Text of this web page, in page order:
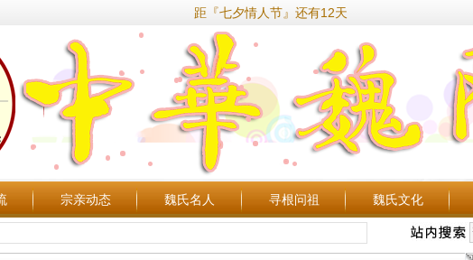
距『七夕情人节』还有12天
宗亲动态 魏氏名人 寻根问祖 魏氏文化